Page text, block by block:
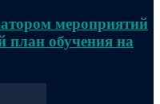
мероприятий
план обучения на